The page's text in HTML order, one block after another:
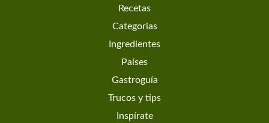
Recetas
Categorias
Ingredientes
Países
Gastroguía
Trucos y tips
Inspírate